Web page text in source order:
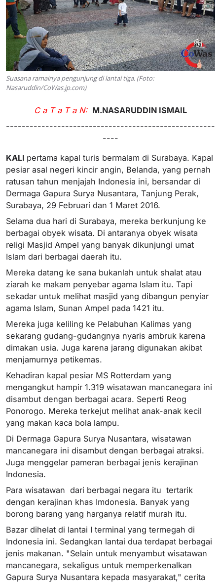
Suasana ramainya pengunjung di lantai tiga. (Foto:
Nasaruddin/CoWas.jp.com)
C a T a T a N: M.NASARUDDIN ISMAIL
-----------------------------------------------------
----
KALI pertama kapal turis bermalam di Surabaya. Kapal
pesiar asal negeri kincir angin, Belanda, yang pernah
ratusan tahun menjajah Indonesia ini, bersandar di
Dermaga Gapura Surya Nusantara, Tanjung Perak,
Surabaya, 29 Februari dan 1 Maret 2016.
Selama dua hari di Surabaya, mereka berkunjung ke
berbagai obyek wisata. Di antaranya obyek wisata
religi Masjid Ampel yang banyak dikunjungi umat
Islam dari berbagai daerah itu.
Mereka datang ke sana bukanlah untuk shalat atau
ziarah ke makam penyebar agama Islam itu. Tapi
sekadar untuk melihat masjid yang dibangun penyiar
agama Islam, Sunan Ampel pada 1421 itu.
Mereka juga keliling ke Pelabuhan Kalimas yang
sekarang gudang-gudangnya nyaris ambruk karena
dimakan usia. Juga karena jarang digunakan akibat
menjamurnya petikemas.
Kehadiran kapal pesiar MS Rotterdam yang
mengangkut hampir 1.319 wisatawan mancanegara ini
disambut dengan berbagai acara. Seperti Reog
Ponorogo. Mereka terkejut melihat anak-anak kecil
yang makan kaca bola lampu.
Di Dermaga Gapura Surya Nusantara, wisatawan
mancanegara ini disambut dengan berbagai atraksi.
Juga menggelar pameran berbagai jenis kerajinan
Indonesia.
Para wisatawan dari berbagai negara itu tertarik
dengan kerajinan khas Imdonesia. Banyak yang
borong barang yang harganya relatif murah itu.
Bazar dihelat di lantai I terminal yang termegah di
Indonesia ini. Sedangkan lantai dua terdapat berbagai
jenis makanan. "Selain untuk menyambut wisatawan
mancanegara, sekaligus untuk memperkenalkan
Gapura Surya Nusantara kepada masyarakat," cerita